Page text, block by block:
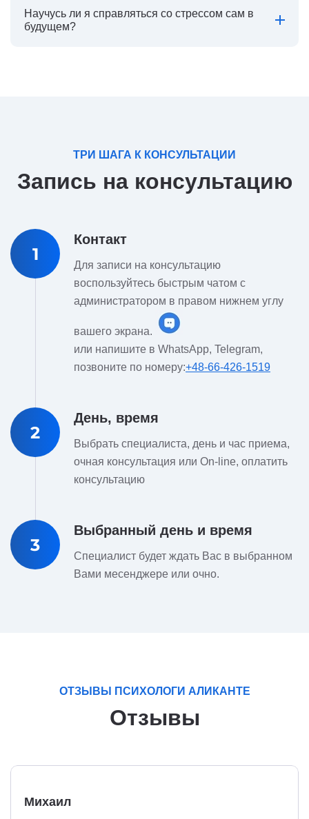
Научусь ли я справляться со стрессом сам в
будущем?
ТРИ ШАГА К КОНСУЛЬТАЦИИ
Запись на консультацию
1
Контакт
Для записи на консультацию
воспользуйтесь быстрым чатом с
администратором в правом нижнем углу
вашего экрана.
или напишите в WhatsApp, Telegram,
позвоните по номеру:+48-66-426-1519
2
День, время
Выбрать специалиста, день и час приема,
очная консультация или On-line, оплатить
консультацию
3
Выбранный день и время
Специалист будет ждать Вас в выбранном
Вами месенджере или очно.
ОТЗЫВЫ ПСИХОЛОГИ АЛИКАНТЕ
Отзывы
Михаил